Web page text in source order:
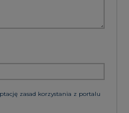
zasad korzystania z portalu